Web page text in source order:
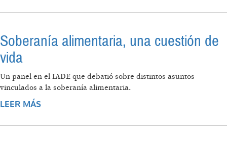
Soberanía alimentaria, una cuestión de
vida
Un panel en el IADE que debatió sobre distintos asuntos
vinculados a la soberanía alimentaria.
LEER MÁS